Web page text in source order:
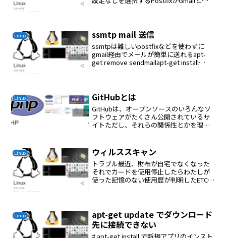
Linux ssmtp mail 送信
ssmtpは難しいpostfixなどを使わずに
gmail経由でメールが簡単に送れるapt-
get remove sendmailapt-get install
Linux GitHubとは
GitHubは、オープンソースのいろんなソ
フトウェアがたくさん公開されているサ
イトただし、それらの関係性とかを理解
apt-get install compose基本...
Linux ウィルススキャン
トラブル最近、財布が自宅でなくなった
それでカードを使用停止したらわたしが
使った記憶のない使用歴が判明したETCも
報が流失したかわから...
Linux
apt-get update でダウンロード
先に接続できない